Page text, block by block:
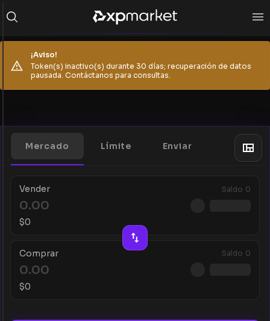
¡Aviso!
Token(s) inactivo(s) durante 30 días; recuperación de datos
pausada. Contáctanos para consultas.
Mercado Límite Enviar
Vender Saldo 0
$0
Comprar Saldo 0
$0